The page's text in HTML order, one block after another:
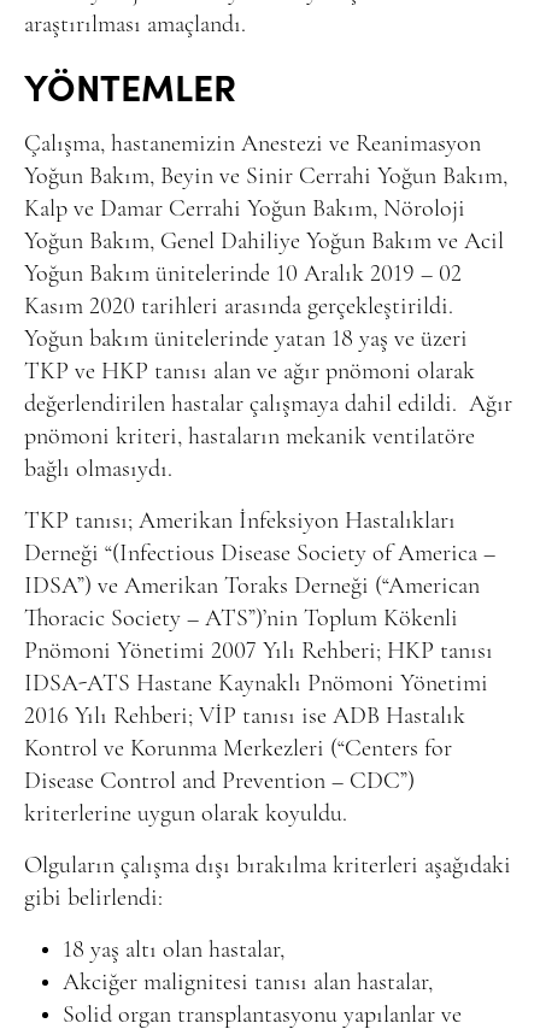
araştırılması amaçlandı.
YÖNTEMLER
Çalışma, hastanemizin Anestezi ve Reanimasyon
Yoğun Bakım, Beyin ve Sinir Cerrahi Yoğun Bakım,
Kalp ve Damar Cerrahi Yoğun Bakım, Nöroloji
Yoğun Bakım, Genel Dahiliye Yoğun Bakım ve Acil
Yoğun Bakım ünitelerinde 10 Aralık 2019 – 02
Kasım 2020 tarihleri arasında gerçekleştirildi.
Yoğun bakım ünitelerinde yatan 18 yaş ve üzeri
TKP ve HKP tanısı alan ve ağır pnömoni olarak
değerlendirilen hastalar çalışmaya dahil edildi. Ağır
pnömoni kriteri, hastaların mekanik ventilatöre
bağlı olmasıydı.
TKP tanısı; Amerikan İnfeksiyon Hastalıkları
Derneği “(Infectious Disease Society of America –
IDSA”) ve Amerikan Toraks Derneği (“American
Thoracic Society – ATS”)’nin Toplum Kökenli
Pnömoni Yönetimi 2007 Yılı Rehberi; HKP tanısı
IDSA-ATS Hastane Kaynaklı Pnömoni Yönetimi
2016 Yılı Rehberi; VİP tanısı ise ADB Hastalık
Kontrol ve Korunma Merkezleri (“Centers for
Disease Control and Prevention – CDC”)
kriterlerine uygun olarak koyuldu.
Olguların çalışma dışı bırakılma kriterleri aşağıdaki
gibi belirlendi:
18 yaş altı olan hastalar,
Akciğer malignitesi tanısı alan hastalar,
Solid organ transplantasyonu yapılanlar ve